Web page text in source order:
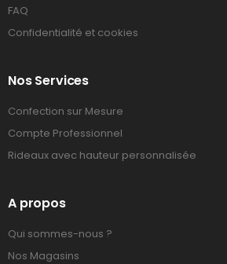
FAQ
Confidentialité et cookies
Nos Services
Confection sur Mesure
Compte Professionnel
Rideaux avec hauteur personnalisée
A propos
Qui sommes-nous ?
Nos Magasins